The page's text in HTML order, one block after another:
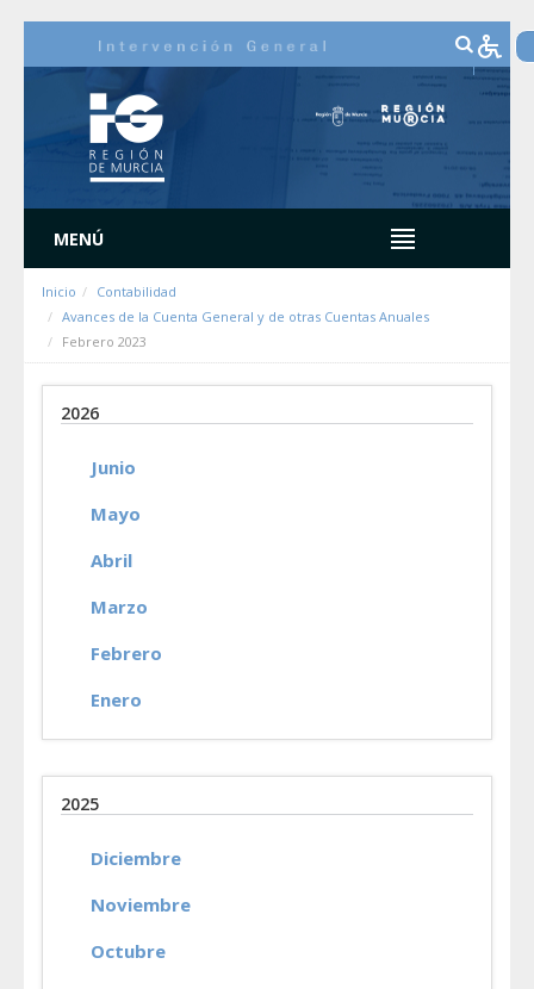
MENÚ
Inicio
Contabilidad
Avances de la Cuenta General y de otras Cuentas Anuales
Febrero 2023
2026
Junio
Mayo
Abril
Marzo
Febrero
Enero
2025
Diciembre
Noviembre
Octubre